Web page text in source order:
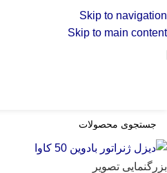
Skip to navigation
Skip to main content
بزرگنمایی تصویر